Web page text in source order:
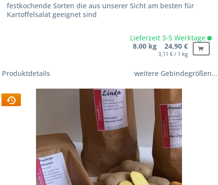
festkochende Sorten die aus unserer Sicht am besten für
Kartoffelsalat geeignet sind
Lieferzeit 3-5 Werktage
8.00 kg 24,90 €
3,11 € / 1 kg
Produktdetails weitere Gebindegrößen...